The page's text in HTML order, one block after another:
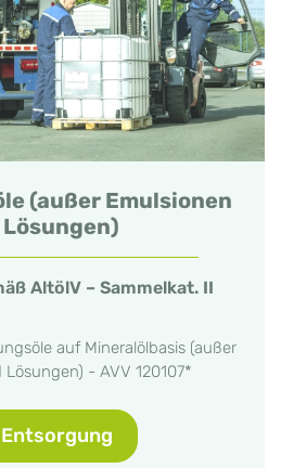
(außer Emulsionen
AltölV – Sammelkat. II
auf Mineralölbasis (außer
- AVV 120107*